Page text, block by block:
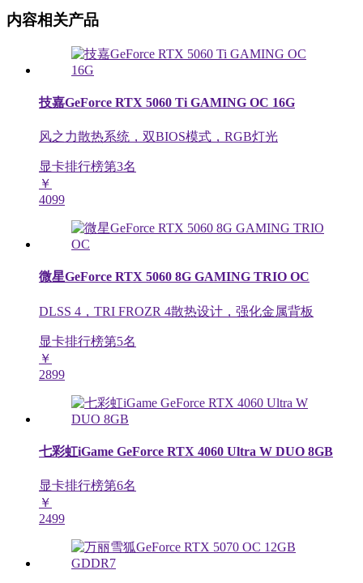
内容相关产品
技嘉GeForce RTX 5060 Ti GAMING OC 16G
风之力散热系统，双BIOS模式，RGB灯光
显卡排行榜第3名
￥
4099
微星GeForce RTX 5060 8G GAMING TRIO OC
DLSS 4，TRI FROZR 4散热设计，强化金属背板
显卡排行榜第5名
￥
2899
七彩虹iGame GeForce RTX 4060 Ultra W DUO 8GB
显卡排行榜第6名
￥
2499